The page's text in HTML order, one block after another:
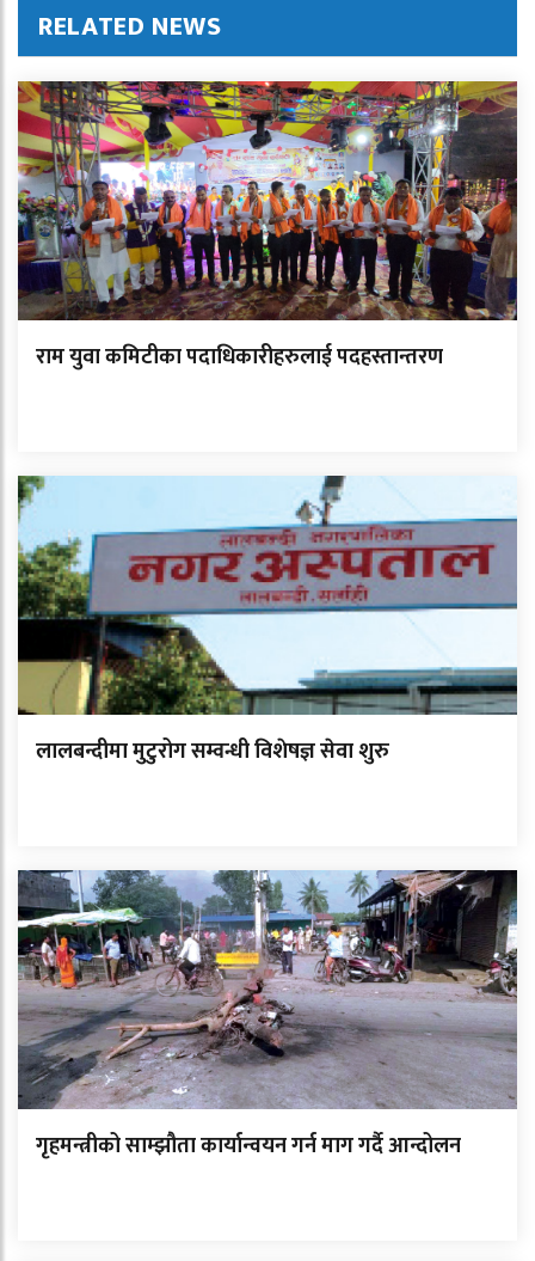
RELATED NEWS
राम युवा कमिटीका पदाधिकारीहरुलाई पदहस्तान्तरण
लालबन्दीमा मुटुरोग सम्वन्धी विशेषज्ञ सेवा शुरु
गृहमन्त्रीको साम्झौता कार्यान्वयन गर्न माग गर्दै आन्दोलन